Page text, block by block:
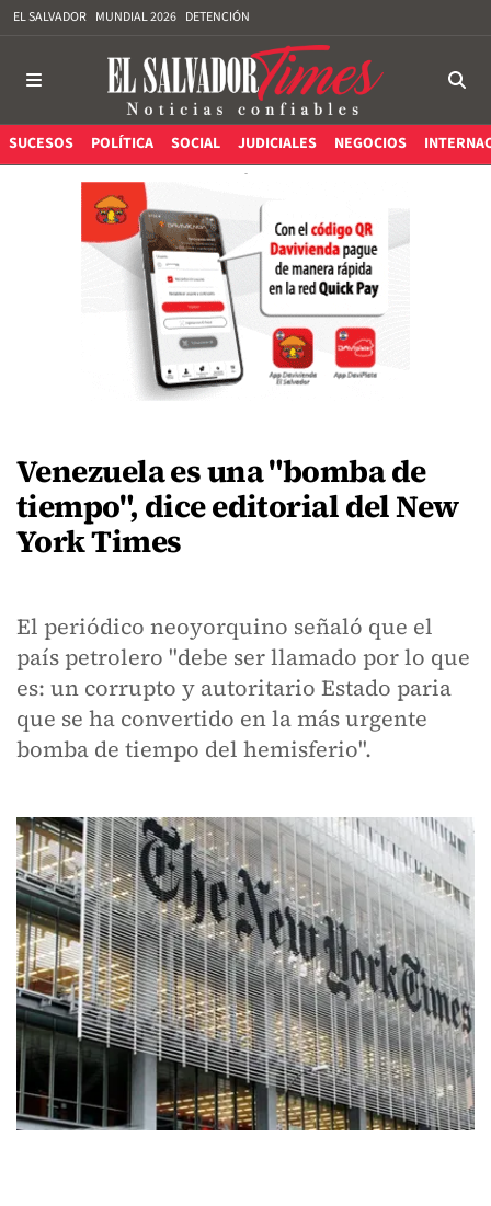
EL SALVADOR MUNDIAL 2026 DETENCIÓN
SUCESOS POLÍTICA SOCIAL JUDICIALES NEGOCIOS
Venezuela es una "bomba de
tiempo", dice editorial del New
York Times
El periódico neoyorquino señaló que el
país petrolero "debe ser llamado por lo que
es: un corrupto y autoritario Estado paria
que se ha convertido en la más urgente
bomba de tiempo del hemisferio".